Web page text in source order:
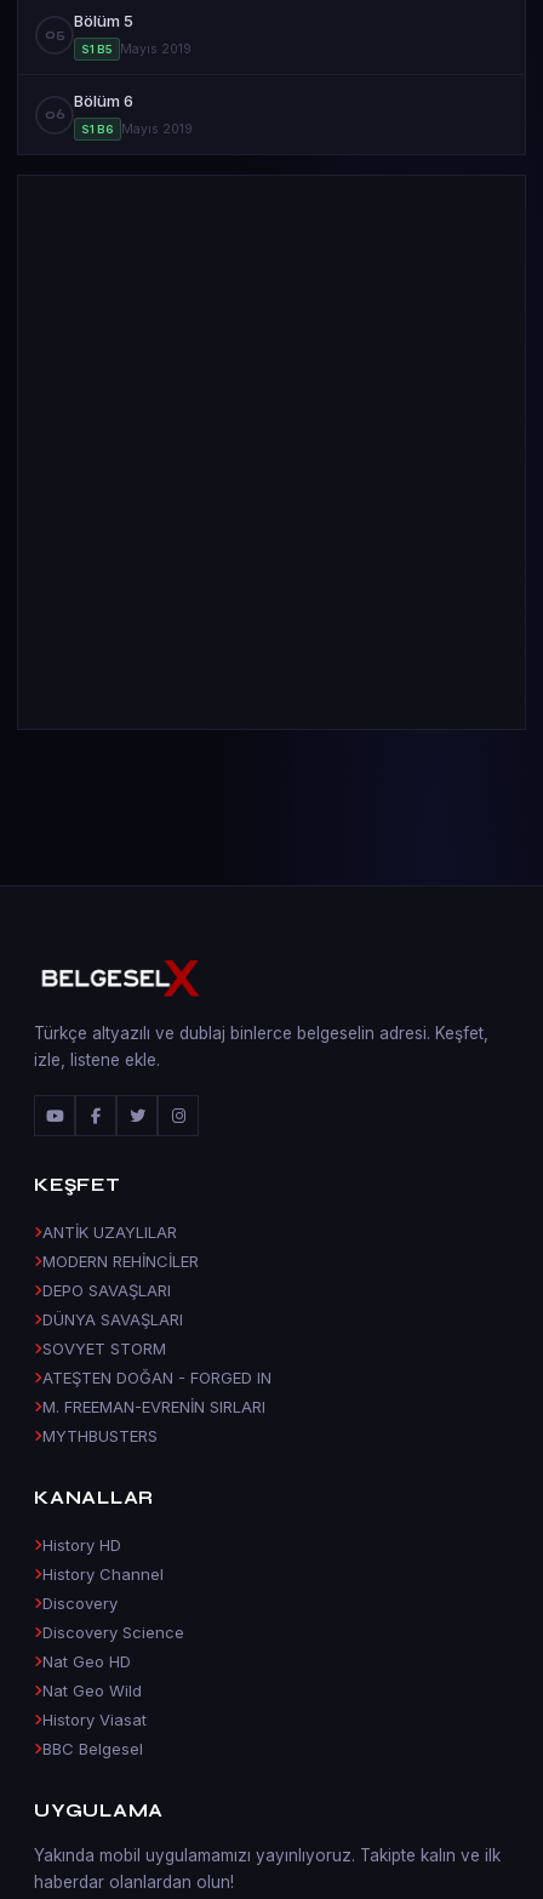
05
Bölüm 5
S1 B5 Mayıs 2019
06
Bölüm 6
S1 B6 Mayıs 2019
Türkçe altyazılı ve dublaj binlerce belgeselin adresi. Keşfet,
izle, listene ekle.
KEŞFET
ANTİK UZAYLILAR
MODERN REHİNCİLER
DEPO SAVAŞLARI
DÜNYA SAVAŞLARI
SOVYET STORM
ATEŞTEN DOĞAN - FORGED IN
M. FREEMAN-EVRENİN SIRLARI
MYTHBUSTERS
KANALLAR
History HD
History Channel
Discovery
Discovery Science
Nat Geo HD
Nat Geo Wild
History Viasat
BBC Belgesel
UYGULAMA
Yakında mobil uygulamamızı yayınlıyoruz. Takipte kalın ve ilk
haberdar olanlardan olun!